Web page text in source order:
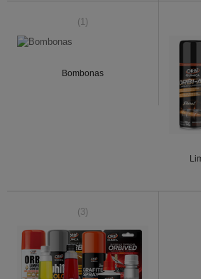
(1)
Bombonas
(3)